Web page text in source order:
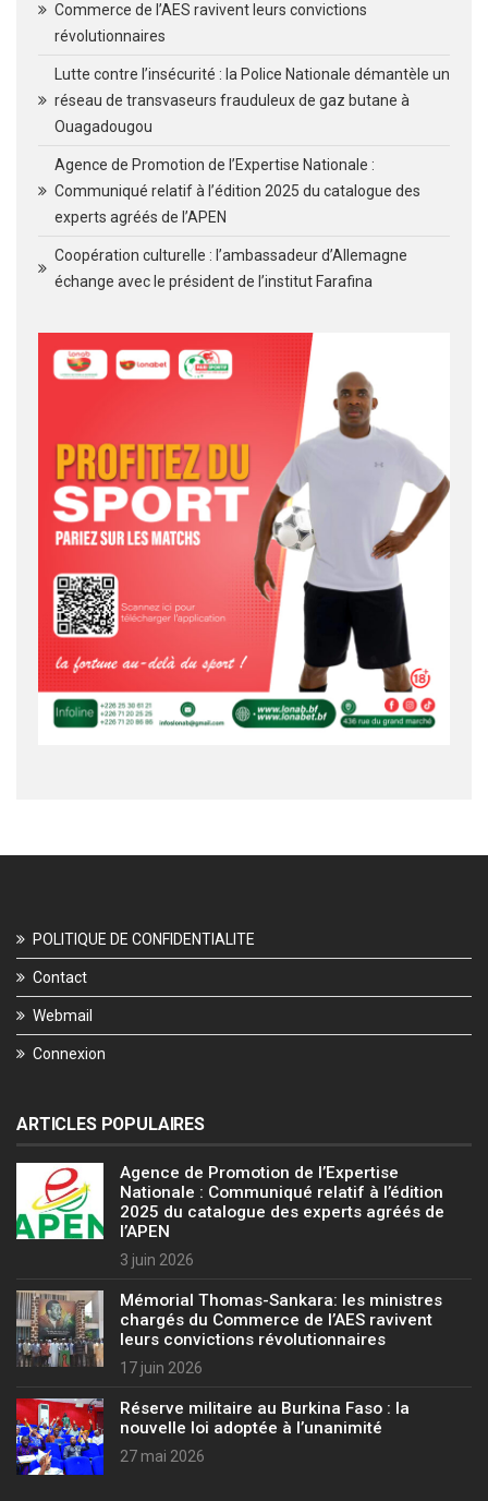
Commerce de l’AES ravivent leurs convictions
révolutionnaires
Lutte contre l’insécurité : la Police Nationale démantèle un
réseau de transvaseurs frauduleux de gaz butane à
Ouagadougou
Agence de Promotion de l’Expertise Nationale :
Communiqué relatif à l’édition 2025 du catalogue des
experts agréés de l’APEN
Coopération culturelle : l’ambassadeur d’Allemagne
échange avec le président de l’institut Farafina
POLITIQUE DE CONFIDENTIALITE
Contact
Webmail
Connexion
ARTICLES POPULAIRES
Agence de Promotion de l’Expertise
Nationale : Communiqué relatif à l’édition
2025 du catalogue des experts agréés de
l’APEN
3 juin 2026
Mémorial Thomas-Sankara: les ministres
chargés du Commerce de l’AES ravivent
leurs convictions révolutionnaires
17 juin 2026
Réserve militaire au Burkina Faso : la
nouvelle loi adoptée à l’unanimité
27 mai 2026